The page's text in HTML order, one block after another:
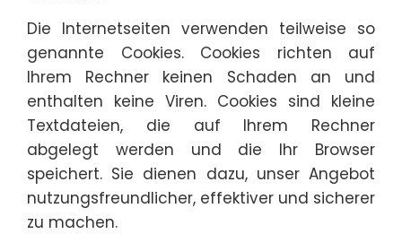
Die Internetseiten verwenden teilweise so
genannte Cookies. Cookies richten auf
Ihrem Rechner keinen Schaden an und
enthalten keine Viren. Cookies sind kleine
Textdateien, die auf Ihrem Rechner
abgelegt werden und die Ihr Browser
speichert. Sie dienen dazu, unser Angebot
nutzungsfreundlicher, effektiver und sicherer
zu machen.